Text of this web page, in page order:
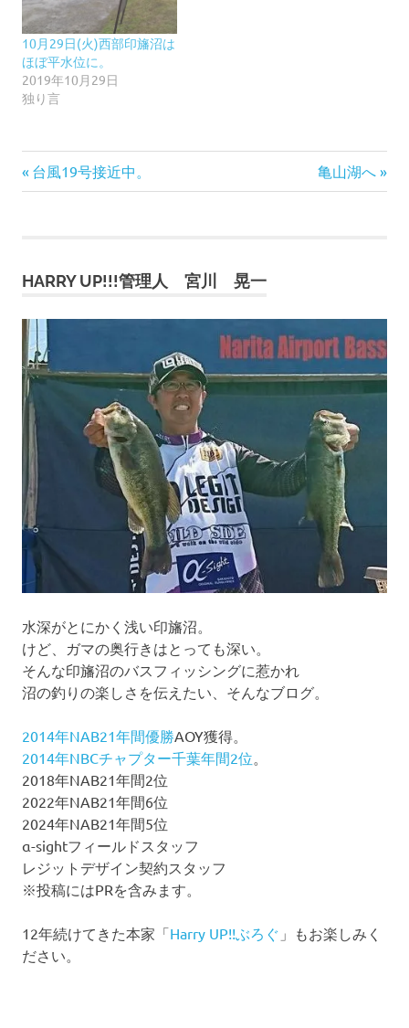
10月29日(火)西部印旛沼は
ほぼ平水位に。
2019年10月29日
独り言
投
ビ
ゲ
ー
シ
ョ
ン
前
の
台風19号接近中。
次
の
亀山湖へ
HARRY UP!!!管理人 宮川 晃一
水深がとにかく浅い印旛沼。
けど、ガマの奥行きはとっても深い。
そんな印旛沼のバスフィッシングに惹かれ
沼の釣りの楽しさを伝えたい、そんなブログ。
2014年NAB21年間優勝AOY獲得。
2014年NBCチャプター千葉年間2位
2018年NAB21年間2位
2022年NAB21年間6位
2024年NAB21年間5位
α-sightフィールドスタッフ
レジットデザイン契約スタッフ
※投稿にはPRを含みます。
12年続けてきた本家「Harry UP!!ぶろぐ 」もお楽しみく
ださい。